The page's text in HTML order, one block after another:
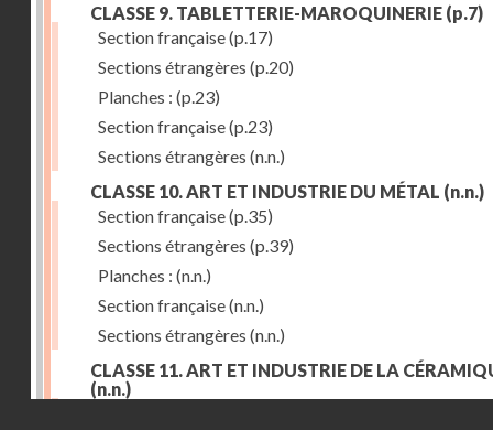
CLASSE 9. TABLETTERIE-MAROQUINERIE (p.7)
Section française(p.17)
Sections étrangères (p.20)
Planches : (p.23)
Section française(p.23)
Sections étrangères (n.n.)
CLASSE 10. ART ET INDUSTRIE DU MÉTAL (n.n.)
Section française(p.35)
Sections étrangères (p.39)
Planches : (n.n.)
Section française(n.n.)
Sections étrangères (n.n.)
CLASSE 11. ART ET INDUSTRIE DE LA
(n.n.)